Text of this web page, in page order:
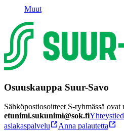
Muut
Osuuskauppa Suur-Savo
Sähköpostiosoitteet S-ryhmässä ovat
etunimi.sukunimi@sok.fi
asiakaspalvelu
Anna palautetta